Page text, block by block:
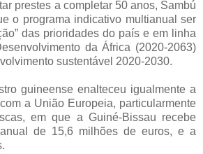
prestes a completar 50 anos, Sambú
o programa indicativo multianual ser
das prioridades do país e em linha
da África (2020-2063)
sustentável 2020-2030.
guineense enalteceu igualmente a
a União Europeia, particularmente
em que a Guiné-Bissau recebe
de 15,6 milhões de euros, e a